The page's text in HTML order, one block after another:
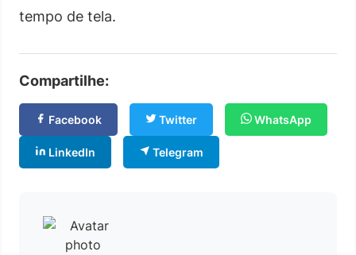
tempo de tela.
Compartilhe:
Facebook Twitter WhatsApp
LinkedIn Telegram